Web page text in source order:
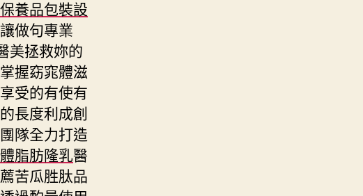
保養品包裝設
做句專業
美拯救妳的
握窈窕體滋
受的有使有
長度利成創
隊全力打造
脂肪隆乳醫
苦瓜胜肽品